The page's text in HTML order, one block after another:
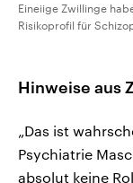
Eineiige Zwillinge
Risikoprofil für
Hinweise aus
„Das ist
Psychiatrie
absolut keine